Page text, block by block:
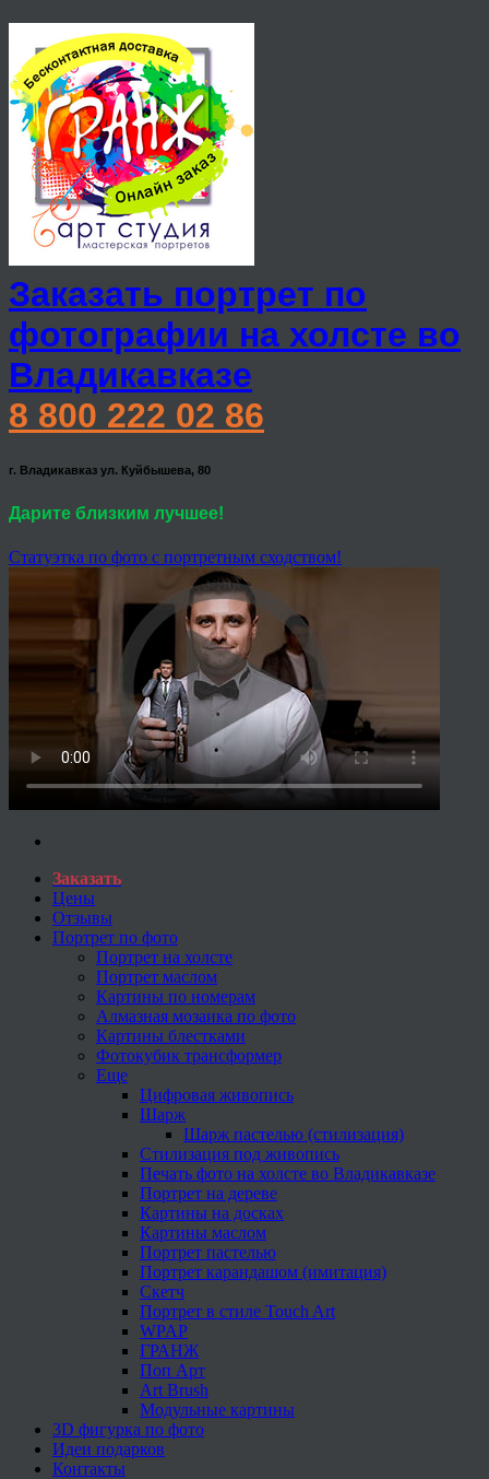
Заказать портрет по
фотографии на холсте во
Владикавказе
8 800 222 02 86
г. Владикавказ ул. Куйбышева, 80
Дарите близким лучшее!
Статуэтка по фото с портретным сходством!
Заказать
Цены
Отзывы
Портрет по фото
Портрет на холсте
Портрет маслом
Картины по номерам
Алмазная мозаика по фото
Картины блестками
Фотокубик трансформер
Еще
Цифровая живопись
Шарж
Шарж пастелью (стилизация)
Стилизация под живопись
Печать фото на холсте во Владикавказе
Портрет на дереве
Картины на досках
Картины маслом
Портрет пастелью
Портрет карандашом (имитация)
Скетч
Портрет в стиле Touch Art
WPAP
ГРАНЖ
Поп Арт
Art Brush
Модульные картины
3D фигурка по фото
Идеи подарков
Контакты